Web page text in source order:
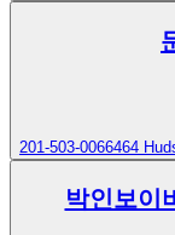
201-503-0066464
박인보이